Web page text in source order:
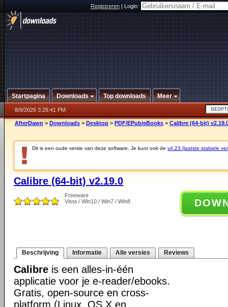
Registreren|Login:
Startpagina Downloads Top downloads Meer
8/9/2026 3:28:41 PM
AfterDawn > Downloads > Desktop > PDF/EPub/eBooks > Calibre (64-bit)
Dit is een oude versie van deze software. Je kunt ook de v4.23 (laatste stabiele
Calibre (64-bit) v2.19.0
Freeware
Vista / Win10 / Win7 / Win8
Beschrijving Informatie Alle versies Reviews
Calibre is een alles-in-één
applicatie voor je e-reader/ebooks.
Gratis, open-source en cross-
platform (Linux, OS X en